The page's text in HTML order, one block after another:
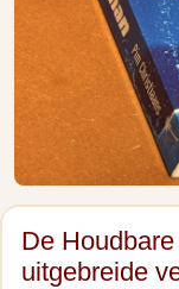
De
uitgebreide